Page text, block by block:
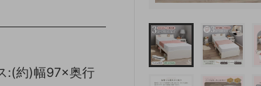
:(約)幅97×奥行